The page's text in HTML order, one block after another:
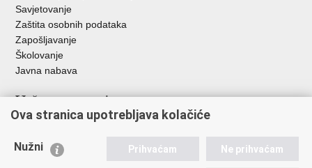
Savjetovanje
Zaštita osobnih podataka
Zapošljavanje
Školovanje
Javna nabava
Važne poveznice
Ministarstvo unutarnjih poslova
Udruge
Ova stranica upotrebljava kolačiće
Nužni Prihvaćam Ne prihvaćam